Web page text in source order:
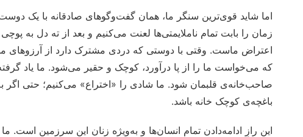
اما شاید قوی‌ترین سنگر ما، همان گفت‌وگوهای صادقانه با یک
زمان را بابت تمام ناملایمتی‌ها لعنت می‌کنیم و بعد از ته دل به
اعتراض ماست. وقتی با دوستی که دردی مشترک دارد از آرزوهای
که می‌خواست ما را از پا درآورد، کوچک و حقیر می‌شود. ما یاد
صاحب‌خانه‌ی قلبمان شود. ما شادی را «اختراع» می‌کنیم؛ حتی اگر
باغچه‌ی کوچک خانه باشد.
این رازِ ادامه‌دادن تمام انسان‌ها و به‌ویژه زنان این سرزمین است. ما